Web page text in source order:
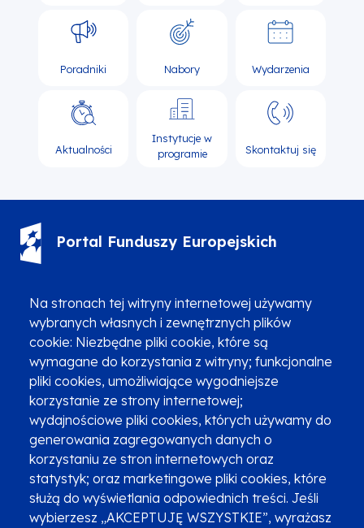
Na stronach tej witryny internetowej używamy
wybranych własnych i zewnętrznych plików
cookie: Niezbędne pliki cookie, które są
wymagane do korzystania z witryny; funkcjonalne
pliki cookies, umożliwiające wygodniejsze
korzystanie ze strony internetowej;
wydajnościowe pliki cookies, których używamy do
generowania zagregowanych danych o
korzystaniu ze stron internetowych oraz
statystyk; oraz marketingowe pliki cookies, które
służą do wyświetlania odpowiednich treści. Jeśli
wybierzesz „AKCEPTUJĘ WSZYSTKIE”, wyrażasz
Poradniki Nabory Wydarzenia
Aktualności
Instytucje w
programie
Skontaktuj się
Portal Funduszy Europejskich
Zgłoszenia podejrzenia niezgodności z KPP i KPON
Newsletter
Fundusze SMS-em
Najczęściej zadawane pytania
Promocja projektu